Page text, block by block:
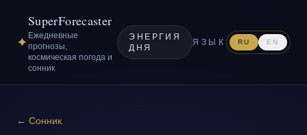
✦
SuperForecaster
Ежедневные
прогнозы,
космическая погода и
сонник
ЭНЕРГИЯ
ДНЯ
ЯЗЫК RU EN
← Сонник